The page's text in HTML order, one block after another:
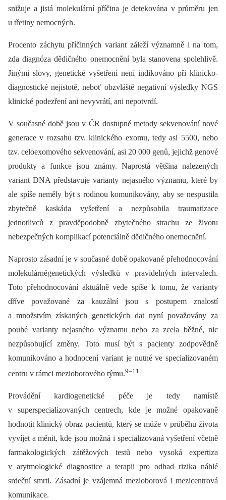
snižuje a jistá molekulární příčina je detekována v průměru jen
u třetiny nemocných.
Procento záchytu příčinných variant záleží významně i na tom,
zda diagnóza dědičného onemocnění byla stanovena spolehlivě.
Jinými slovy, genetické vyšetření není indikováno při klinicko-
diagnostické nejistotě, neboť obzvláště negativní výsledky NGS
klinické podezření ani nevyvrátí, ani nepotvrdí.
V současné době jsou v ČR dostupné metody sekvenování nové
generace v rozsahu tzv. klinického exomu, tedy asi 5500, nebo
tzv. celoexomového sekvenování, asi 20 000 genů, jejichž genové
produkty a funkce jsou známy. Naprostá většina nalezených
variant DNA představuje varianty nejasného významu, které by
ale spíše neměly být s rodinou komunikovány, aby se nespustila
zbytečně kaskáda vyšetření a nezpůsobila traumatizace
jednotlivců z pravděpodobně zbytečného strachu ze životu
nebezpečných komplikací potenciálně dědičného onemocnění.
Naprosto zásadní je v současné době opakované přehodnocování
molekulárněgenetických výsledků v pravidelných intervalech.
Toto přehodnocování aktuálně vede spíše k tomu, že varianty
dříve považované za kauzální jsou s postupem znalostí
a množstvím získaných genetických dat nyní považovány za
pouhé varianty nejasného významu nebo za zcela běžné, nic
nezpůsobující změny. Toto musí být s pacienty zodpovědně
komunikováno a hodnocení variant je nutné ve specializovaném
centru v rámci mezioborového týmu.9–11
Provádění kardiogenetické péče je tedy namístě
v superspecializovaných centrech, kde je možné opakovaně
hodnotit klinický obraz pacientů, který se může v průběhu života
vyvíjet a měnit, kde jsou možná i specializovaná vyšetření včetně
farmakologických zátěžových testů nebo vysoká expertiza
v arytmologické diagnostice a terapii pro odhad rizika náhlé
srdeční smrti. Zásadní je vzájemná mezioborová i mezicentrová
komunikace.